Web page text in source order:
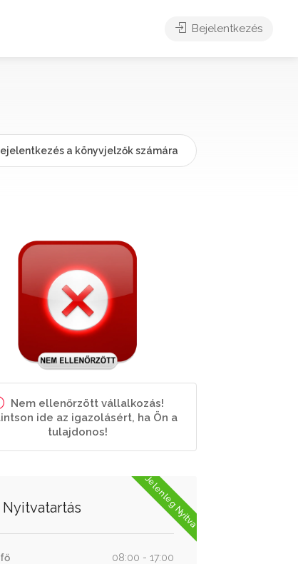
Bejelentkezés
a könyvjelzők számára
Nem ellenőrzött vállalkozás!
ide az igazolásért, ha Ön a
tulajdonos!
Jelenleg Nyitva
Nyitvatartás
08:00 - 17:00